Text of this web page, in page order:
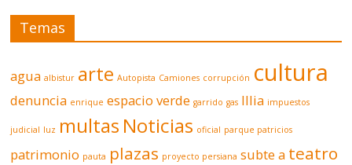
Temas
agua albistur arte Autopista Camiones corrupción cultura
denuncia enrique espacio verde garrido gas Illia impuestos
judicial luz multas Noticias oficial parque patricios
patrimonio pauta plazas proyecto persiana subte a teatro